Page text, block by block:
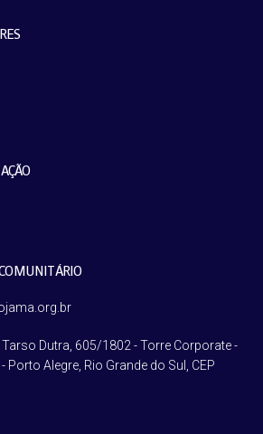
Dutra, 605/1802 - Torre Corporate -
Porto Alegre, Rio Grande do Sul, CEP